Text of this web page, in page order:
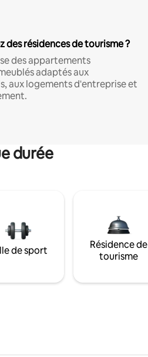
des résidences de tourisme ?
des appartements
adaptés aux
aux logements d'entreprise et
durée
de sport
Résidence de
tourisme